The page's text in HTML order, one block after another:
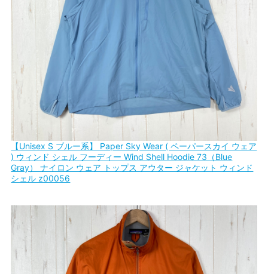
【Unisex S ブルー系】 Paper Sky Wear ( ペーパースカイ ウェア
) ウィンド シェル フーディー Wind Shell Hoodie 73（Blue
Gray） ナイロン ウェア トップス アウター ジャケット ウィンド
シェル z00056